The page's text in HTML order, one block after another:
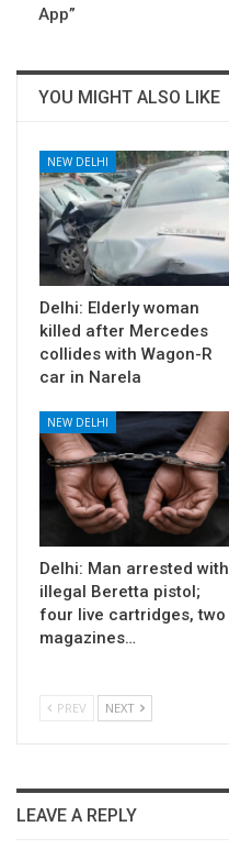
App”
YOU MIGHT ALSO LIKE
NEW DELHI
Delhi: Elderly woman
killed after Mercedes
collides with Wagon-R
car in Narela
NEW DELHI
Delhi: Man arrested with
illegal Beretta pistol;
four live cartridges, two
magazines…
PREV NEXT
LEAVE A REPLY